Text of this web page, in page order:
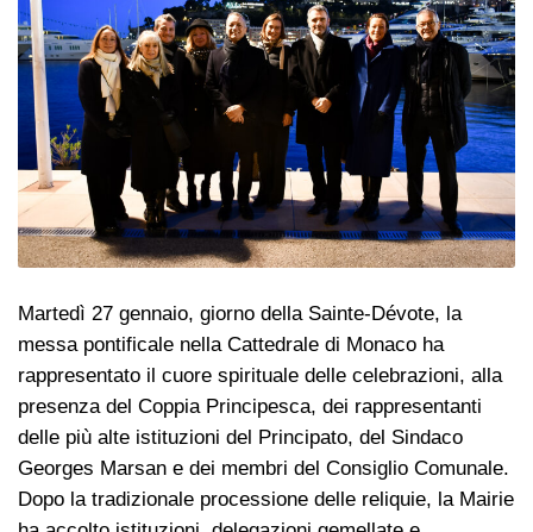
Martedì 27 gennaio, giorno della Sainte-Dévote, la
messa pontificale nella Cattedrale di Monaco ha
rappresentato il cuore spirituale delle celebrazioni, alla
presenza del Coppia Principesca, dei rappresentanti
delle più alte istituzioni del Principato, del Sindaco
Georges Marsan e dei membri del Consiglio Comunale.
Dopo la tradizionale processione delle reliquie, la Mairie